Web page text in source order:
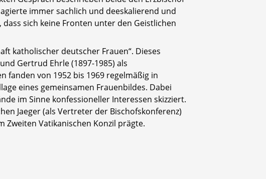
agierte immer sachlich und deeskalierend und
sich keine Fronten unter den Geistlichen
katholischer deutscher Frauen“. Dieses
Gertrud Ehrle (1897-1985) als
fanden von 1952 bis 1969 regelmäßig in
eines gemeinsamen Frauenbildes. Dabei
im Sinne konfessioneller Interessen skizziert.
Jaeger (als Vertreter der Bischofskonferenz)
Zweiten Vatikanischen Konzil prägte.